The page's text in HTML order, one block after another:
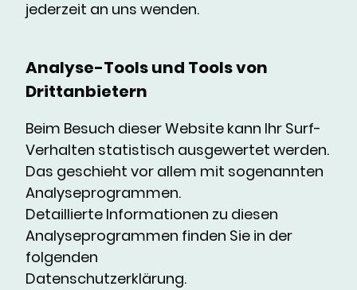
jederzeit an uns wenden.
Analyse-Tools und Tools von
Drittanbietern
Beim Besuch dieser Website kann Ihr Surf-
Verhalten statistisch ausgewertet werden.
Das geschieht vor allem mit sogenannten
Analyseprogrammen.
Detaillierte Informationen zu diesen
Analyseprogrammen finden Sie in der
folgenden
Datenschutzerklärung.